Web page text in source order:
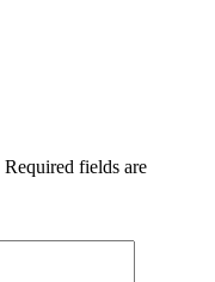
Required fields are